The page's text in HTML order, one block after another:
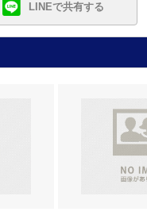
LINEで共有する